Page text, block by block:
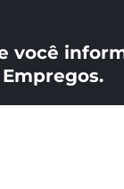
você